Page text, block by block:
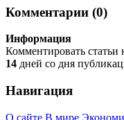
Комментарии (0)
Информация
Комментировать статьи
14 дней со дня
Навигация
О сайте В мире